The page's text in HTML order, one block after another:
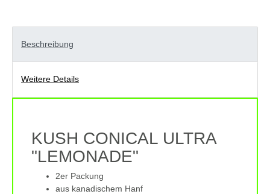
Beschreibung
Weitere Details
KUSH CONICAL ULTRA
"LEMONADE"
2er Packung
aus kanadischem Hanf